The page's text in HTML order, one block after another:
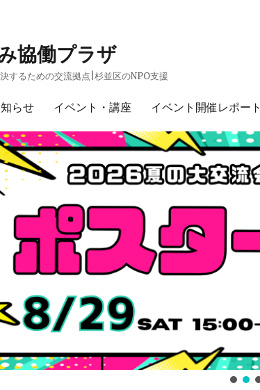
協働プラザ
するための交流拠点|杉並区のNPO支援
らせ イベント・講座 イベント開催レポート